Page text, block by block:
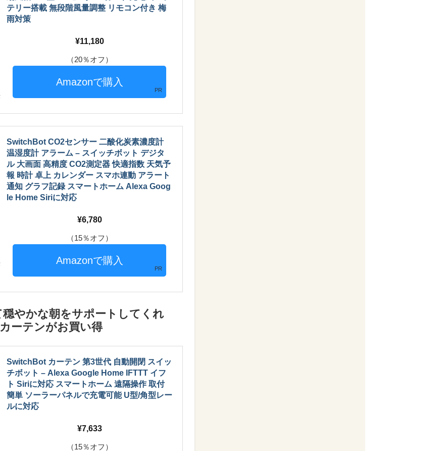
テリー搭載 無段階風量調整 リモコン付き 梅
雨対策
11,180
（20％オフ）
PR
SwitchBot CO2センサー 二酸化炭素濃度計
温湿度計 アラーム – スイッチボット デジタ
ル 大画面 高精度 CO2測定器 快適指数 天気予
報 時計 卓上 カレンダー スマホ連動 アラート
通知 グラフ記録 スマートホーム Alexa Goog
le Home Siriに対応
6,780
（15％オフ）
PR
やかな朝をサポートしてくれ
ーテンがお買い得
SwitchBot カーテン 第3世代 自動開閉 スイッ
チボット – Alexa Google Home IFTTT イフ
ト Siriに対応 スマートホーム 遠隔操作 取付
簡単 ソーラーパネルで充電可能 U型/角型レー
ルに対応
7,633
（15％オフ）